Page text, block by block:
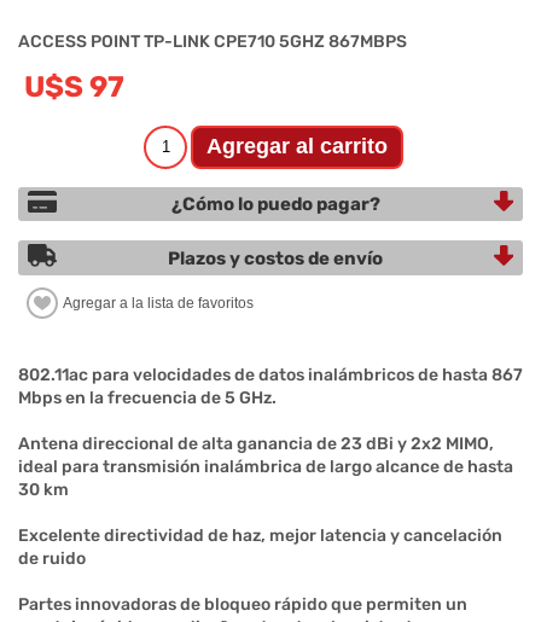
ACCESS POINT TP-LINK CPE710 5GHZ 867MBPS
U$S 97
¿Cómo lo puedo pagar?
Plazos y costos de envío
802.11ac para velocidades de datos inalámbricos de hasta 867
Mbps en la frecuencia de 5 GHz.
Antena direccional de alta ganancia de 23 dBi y 2x2 MIMO,
ideal para transmisión inalámbrica de largo alcance de hasta
30 km
Excelente directividad de haz, mejor latencia y cancelación
de ruido
Partes innovadoras de bloqueo rápido que permiten un